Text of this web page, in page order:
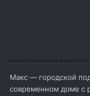
Макс — городской
современном доме с